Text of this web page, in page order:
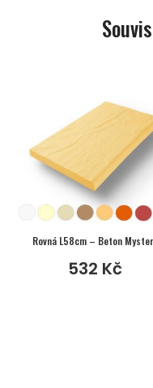
Rovná L58cm – Beton
532 Kč